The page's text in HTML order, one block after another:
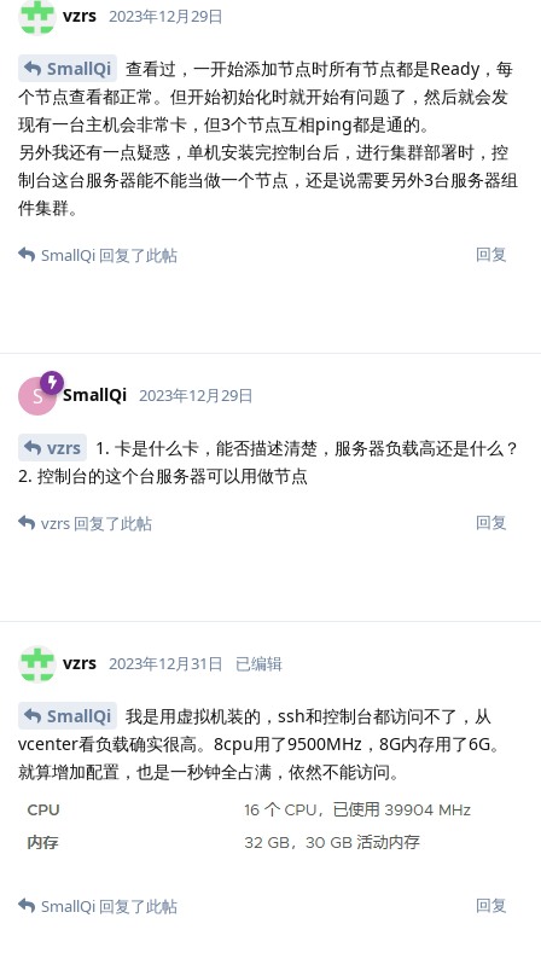
vzrs 2023年12月29日
SmallQi
查看过，一开始添加节点时所有节点都是Ready，每
个节点查看都正常。但开始初始化时就开始有问题了，然后就会发
现有一台主机会非常卡，但3个节点互相ping都是通的。
另外我还有一点疑惑，单机安装完控制台后，进行集群部署时，控
制台这台服务器能不能当做一个节点，还是说需要另外3台服务器组
件集群。
回复
SmallQi 回复了此帖
S SmallQi 2023年12月29日
vzrs
1. 卡是什么卡，能否描述清楚，服务器负载高还是什么？
2. 控制台的这个台服务器可以用做节点
回复
vzrs 回复了此帖
vzrs 2023年12月31日 已编辑
SmallQi
我是用虚拟机装的，ssh和控制台都访问不了，从
vcenter看负载确实很高。8cpu用了9500MHz，8G内存用了6G。
就算增加配置，也是一秒钟全占满，依然不能访问。
回复
SmallQi 回复了此帖